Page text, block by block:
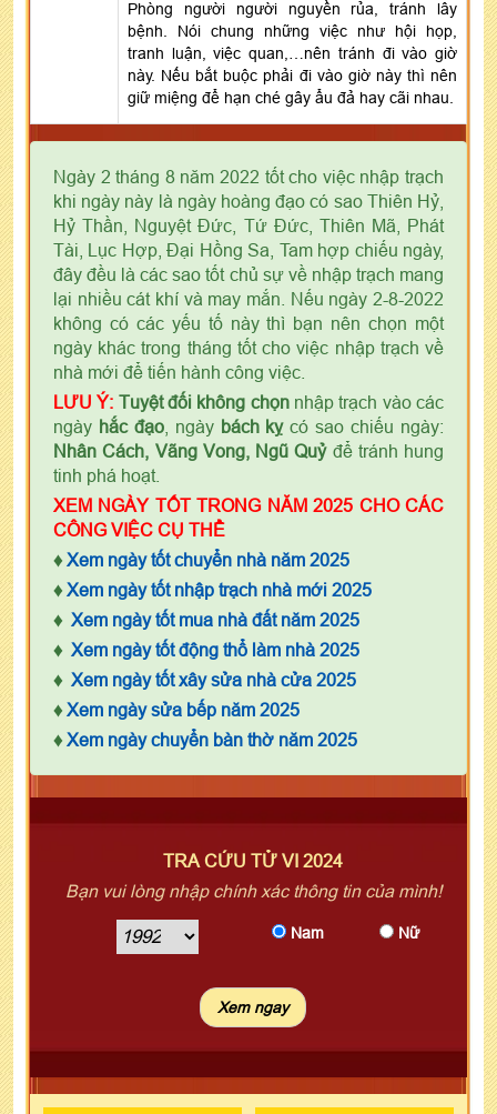
Phòng người người nguyền rủa, tránh lây
bệnh. Nói chung những việc như hội họp,
tranh luận, việc quan,…nên tránh đi vào giờ
này. Nếu bắt buộc phải đi vào giờ này thì nên
giữ miệng để hạn ché gây ẩu đả hay cãi nhau.
Ngày 2 tháng 8 năm 2022 tốt cho việc nhập trạch
khi ngày này là ngày hoàng đạo có sao Thiên Hỷ,
Hỷ Thần, Nguyệt Đức, Tứ Đức, Thiên Mã, Phát
Tài, Lục Hợp, Đại Hồng Sa, Tam hợp chiếu ngày,
đây đều là các sao tốt chủ sự về nhập trạch mang
lại nhiều cát khí và may mắn. Nếu ngày 2-8-2022
không có các yếu tố này thì bạn nên chọn một
ngày khác trong tháng tốt cho việc nhập trạch về
nhà mới để tiến hành công việc.
LƯU Ý: Tuyệt đối không chọnnhập trạch vào các
ngày hắc đạo, ngày bách kỵcó sao chiếu ngày:
Nhân Cách, Vãng Vong, Ngũ Quỷđể tránh hung
tinh phá hoạt.
XEM NGÀY TỐT TRONG NĂM 2025 CHO CÁC
CÔNG VIỆC CỤ THỂ
♦ Xem ngày tốt chuyển nhà năm 2025
♦ Xem ngày tốt nhập trạch nhà mới 2025
♦ Xem ngày tốt mua nhà đất năm 2025
♦ Xem ngày tốt động thổ làm nhà 2025
♦ Xem ngày tốt xây sửa nhà cửa 2025
♦ Xem ngày sửa bếp năm 2025
♦ Xem ngày chuyển bàn thờ năm 2025
TRA CỨU TỬ VI 2024
Bạn vui lòng nhập chính xác thông tin của mình!
Nam Nữ